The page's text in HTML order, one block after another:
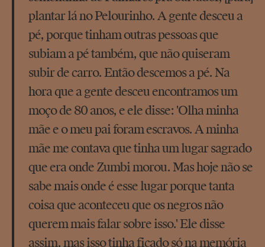
plantar lá no Pelourinho. A gente desceu a
pé, porque tinham outras pessoas que
subiam a pé também, que não quiseram
subir de carro. Então descemos a pé. Na
hora que a gente desceu encontramos um
moço de 80 anos, e ele disse: 'Olha minha
mãe e o meu pai foram escravos. A minha
mãe me contava que tinha um lugar sagrado
que era onde Zumbi morou. Mas hoje não se
sabe mais onde é esse lugar porque tanta
coisa que aconteceu que os negros não
querem mais falar sobre isso.' Ele disse
assim, mas isso tinha ficado só na memória